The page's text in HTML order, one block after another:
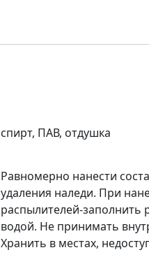
спирт, ПАВ, отдушка
Равномерно нанести
удаления наледи. При
распылителей-заполнить
водой. Не принимать
Хранить в местах,